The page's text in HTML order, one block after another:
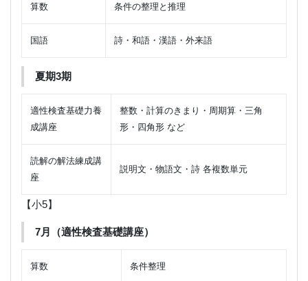
算数 条件の整理と推理
国語 詩・和語・漢語・外来語
夏期3期
適性検査基礎力養
成講座
整数・計算のきまり・周期算・三角
形・四角形 など
読解の解法練成講
座
説明文・物語文・詩 各複数単元
【小5】
7月（適性検査基礎講座）
算数 条件整理